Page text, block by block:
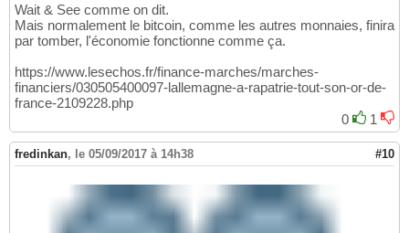
Wait & See comme on dit.
Mais normalement le bitcoin, comme les autres monnaies, finira
par tomber, l'économie fonctionne comme ça.
https://www.lesechos.fr/finance-marches/marches-
financiers/030505400097-lallemagne-a-rapatrie-tout-son-or-de-
france-2109228.php
0
1
fredinkan, le 05/09/2017 à 14h38 #10